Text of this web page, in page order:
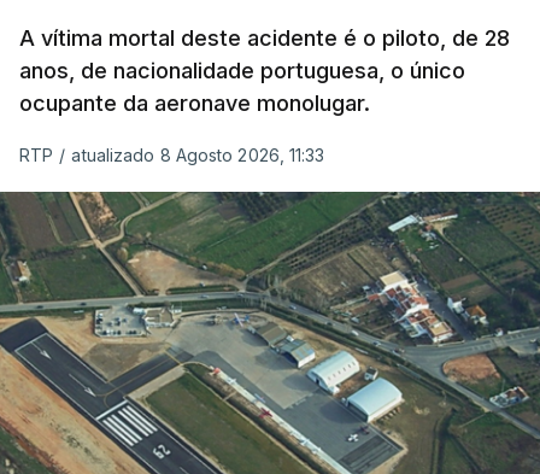
A vítima mortal deste acidente é o piloto, de 28
anos, de nacionalidade portuguesa, o único
ocupante da aeronave monolugar.
RTP / atualizado 8 Agosto 2026, 11:33